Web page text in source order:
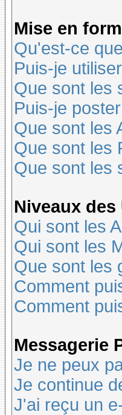
Mise en
Qu'est-ce
Puis-je
Que sont les
Puis-je
Que sont les
Que sont les
Que sont les
Niveaux
Qui sont les
Qui sont les
Que sont les
Comment
Comment
Messagerie
Je ne peux
Je continue
J'ai reçu un